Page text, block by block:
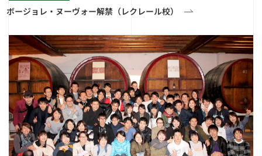
ボージョレ・ヌーヴォー解禁（レクレール校）